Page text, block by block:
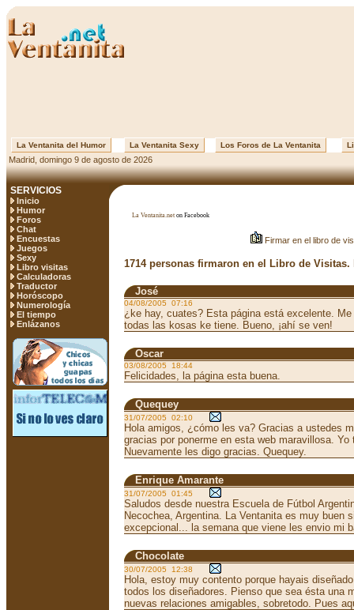
La Ventanita del Humor La Ventanita Sexy Los Foros de La Ventanita
Madrid, domingo 9 de agosto de 2026
SERVICIOS
Inicio
Humor
Foros
Chat
Encuestas
Juegos
Sexy
Libro visitas
Calculadoras
Traductor
Horóscopo
Numerología
El tiempo
Enlázanos
La Ventanita.net on Facebook
Firmar en el libro de
1714 personas firmaron en el Libro de Visitas.
José
04/08/2005 07:16
¿ke hay, cuates? Esta página está excelente.
todas las kosas ke tiene. Bueno, ¡ahí se ven!
Oscar
03/08/2005 18:44
Felicidades, la página esta buena.
Quequey
31/07/2005 02:10
Hola amigos, ¿cómo les va? Gracias a ustedes
gracias por ponerme en esta web maravillosa.
Nuevamente les digo gracias. Quequey.
Enrique Amarante
31/07/2005 01:45
Saludos desde nuestra Escuela de Fútbol
Necochea, Argentina. La Ventanita es muy buen
excepcional... la semana que viene les envio mi
Chocolate
30/07/2005 12:38
Hola, estoy muy contento porque hayais
todos los diseñadores. Pienso que sea ésta una
nuevas relaciones amigables, sobretodo. Pues